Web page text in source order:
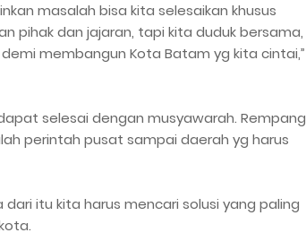
masalah bisa kita selesaikan khusus
pihak dan jajaran, tapi kita duduk bersama,
membangun Kota Batam yg kita cintai,”
selesai dengan musyawarah. Rempang
perintah pusat sampai daerah yg harus
itu kita harus mencari solusi yang paling